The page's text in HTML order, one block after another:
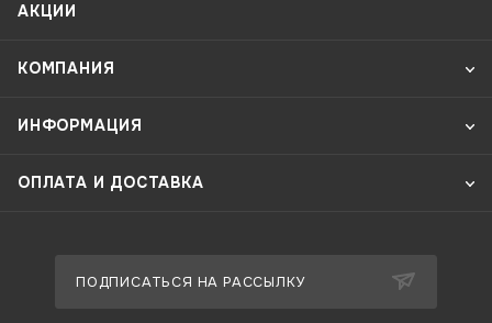
АКЦИИ
КОМПАНИЯ
ИНФОРМАЦИЯ
ОПЛАТА И ДОСТАВКА
ПОДПИСАТЬСЯ НА РАССЫЛКУ